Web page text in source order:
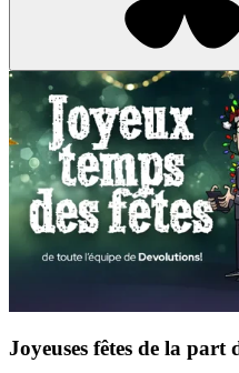
Joyeuses fêtes de la part